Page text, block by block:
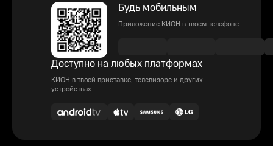
Будь мобильным
Приложение КИОН в твоем телефоне
Доступно на любых платформах
КИОН в твоей приставке, телевизоре и других
устройствах